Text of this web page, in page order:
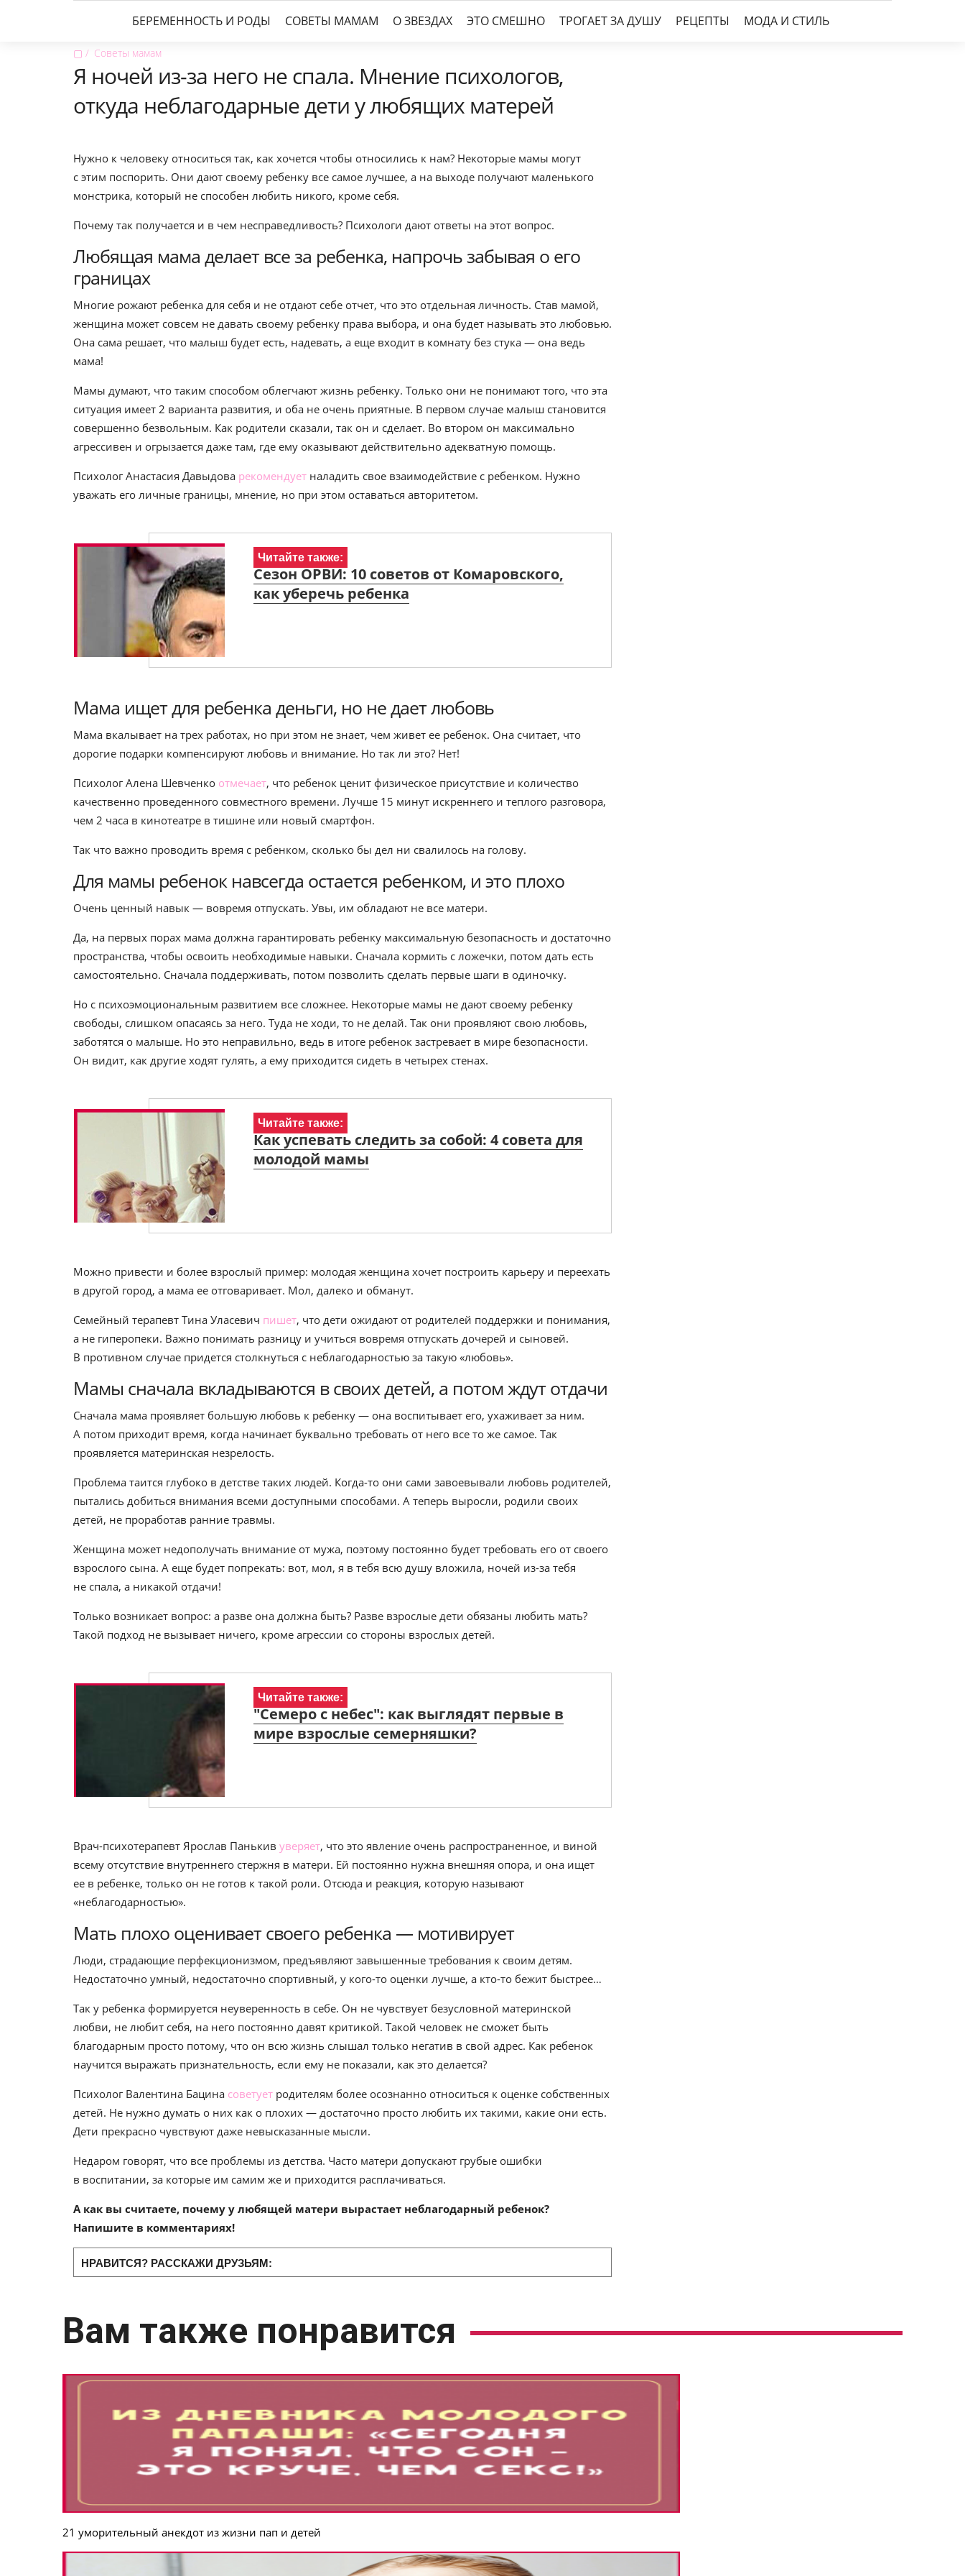
БЕРЕМЕННОСТЬ И РОДЫ СОВЕТЫ МАМАМ О ЗВЕЗДАХ ЭТО СМЕШНО ТРОГАЕТ ЗА ДУШУ РЕЦЕПТЫ МОДА И СТИЛЬ
▢ Советы мамам
Я ночей из-за него не спала. Мнение психологов,
откуда неблагодарные дети у любящих матерей
Нужно к человеку относиться так, как хочется чтобы относились к нам? Некоторые мамы могут
с этим поспорить. Они дают своему ребенку все самое лучшее, а на выходе получают маленького
монстрика, который не способен любить никого, кроме себя.
Почему так получается и в чем несправедливость? Психологи дают ответы на этот вопрос.
Любящая мама делает все за ребенка, напрочь забывая о его
границах
Многие рожают ребенка для себя и не отдают себе отчет, что это отдельная личность. Став мамой,
женщина может совсем не давать своему ребенку права выбора, и она будет называть это любовью.
Она сама решает, что малыш будет есть, надевать, а еще входит в комнату без стука — она ведь
мама!
Мамы думают, что таким способом облегчают жизнь ребенку. Только они не понимают того, что эта
ситуация имеет 2 варианта развития, и оба не очень приятные. В первом случае малыш становится
совершенно безвольным. Как родители сказали, так он и сделает. Во втором он максимально
агрессивен и огрызается даже там, где ему оказывают действительно адекватную помощь.
Психолог Анастасия Давыдова рекомендует наладить свое взаимодействие с ребенком. Нужно
уважать его личные границы, мнение, но при этом оставаться авторитетом.
Читайте также:
Сезон ОРВИ: 10 советов от Комаровского,
как уберечь ребенка
Мама ищет для ребенка деньги, но не дает любовь
Мама вкалывает на трех работах, но при этом не знает, чем живет ее ребенок. Она считает, что
дорогие подарки компенсируют любовь и внимание. Но так ли это? Нет!
Психолог Алена Шевченко отмечает, что ребенок ценит физическое присутствие и количество
качественно проведенного совместного времени. Лучше 15 минут искреннего и теплого разговора,
чем 2 часа в кинотеатре в тишине или новый смартфон.
Так что важно проводить время с ребенком, сколько бы дел ни свалилось на голову.
Для мамы ребенок навсегда остается ребенком, и это плохо
Очень ценный навык — вовремя отпускать. Увы, им обладают не все матери.
Да, на первых порах мама должна гарантировать ребенку максимальную безопасность и достаточно
пространства, чтобы освоить необходимые навыки. Сначала кормить с ложечки, потом дать есть
самостоятельно. Сначала поддерживать, потом позволить сделать первые шаги в одиночку.
Но с психоэмоциональным развитием все сложнее. Некоторые мамы не дают своему ребенку
свободы, слишком опасаясь за него. Туда не ходи, то не делай. Так они проявляют свою любовь,
заботятся о малыше. Но это неправильно, ведь в итоге ребенок застревает в мире безопасности.
Он видит, как другие ходят гулять, а ему приходится сидеть в четырех стенах.
Читайте также:
Как успевать следить за собой: 4 совета для
молодой мамы
Можно привести и более взрослый пример: молодая женщина хочет построить карьеру и переехать
в другой город, а мама ее отговаривает. Мол, далеко и обманут.
Семейный терапевт Тина Уласевич пишет, что дети ожидают от родителей поддержки и понимания,
а не гиперопеки. Важно понимать разницу и учиться вовремя отпускать дочерей и сыновей.
В противном случае придется столкнуться с неблагодарностью за такую «любовь».
Мамы сначала вкладываются в своих детей, а потом ждут отдачи
Сначала мама проявляет большую любовь к ребенку — она воспитывает его, ухаживает за ним.
А потом приходит время, когда начинает буквально требовать от него все то же самое. Так
проявляется материнская незрелость.
Проблема таится глубоко в детстве таких людей. Когда-то они сами завоевывали любовь родителей,
пытались добиться внимания всеми доступными способами. А теперь выросли, родили своих
детей, не проработав ранние травмы.
Женщина может недополучать внимание от мужа, поэтому постоянно будет требовать его от своего
взрослого сына. А еще будет попрекать: вот, мол, я в тебя всю душу вложила, ночей из-за тебя
не спала, а никакой отдачи!
Только возникает вопрос: а разве она должна быть? Разве взрослые дети обязаны любить мать?
Такой подход не вызывает ничего, кроме агрессии со стороны взрослых детей.
Читайте также:
"Семеро с небес": как выглядят первые в
мире взрослые семерняшки?
Врач-психотерапевт Ярослав Панькив уверяет, что это явление очень распространенное, и виной
всему отсутствие внутреннего стержня в матери. Ей постоянно нужна внешняя опора, и она ищет
ее в ребенке, только он не готов к такой роли. Отсюда и реакция, которую называют
«неблагодарностью».
Мать плохо оценивает своего ребенка — мотивирует
Люди, страдающие перфекционизмом, предъявляют завышенные требования к своим детям.
Недостаточно умный, недостаточно спортивный, у кого-то оценки лучше, а кто-то бежит быстрее…
Так у ребенка формируется неуверенность в себе. Он не чувствует безусловной материнской
любви, не любит себя, на него постоянно давят критикой. Такой человек не сможет быть
благодарным просто потому, что он всю жизнь слышал только негатив в свой адрес. Как ребенок
научится выражать признательность, если ему не показали, как это делается?
Психолог Валентина Бацина советует родителям более осознанно относиться к оценке собственных
детей. Не нужно думать о них как о плохих — достаточно просто любить их такими, какие они есть.
Дети прекрасно чувствуют даже невысказанные мысли.
Недаром говорят, что все проблемы из детства. Часто матери допускают грубые ошибки
в воспитании, за которые им самим же и приходится расплачиваться.
А как вы считаете, почему у любящей матери вырастает неблагодарный ребенок?
Напишите в комментариях!
НРАВИТСЯ? РАССКАЖИ ДРУЗЬЯМ:
Вам также понравится
21 уморительный анекдот из жизни пап и детей